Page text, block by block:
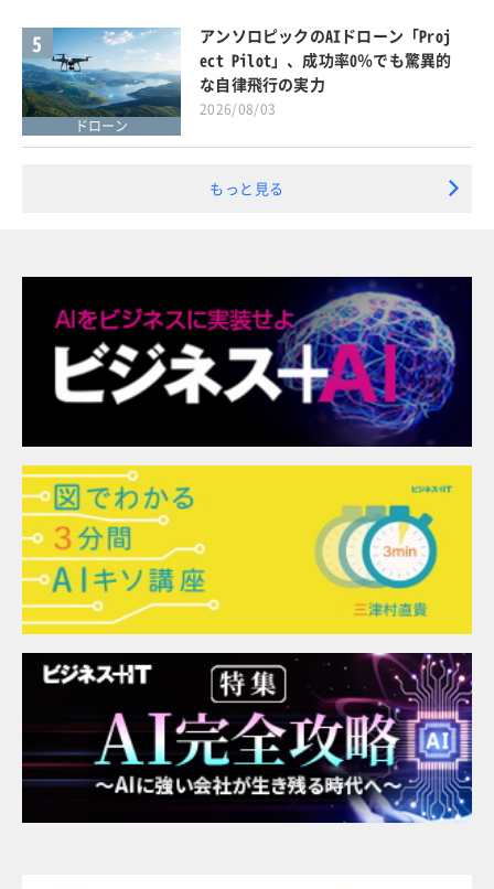
5
ドローン
アンソロピックのAIドローン「Proj
ect Pilot」、成功率0％でも驚異的
な自律飛行の実力
2026/08/03
もっと見る